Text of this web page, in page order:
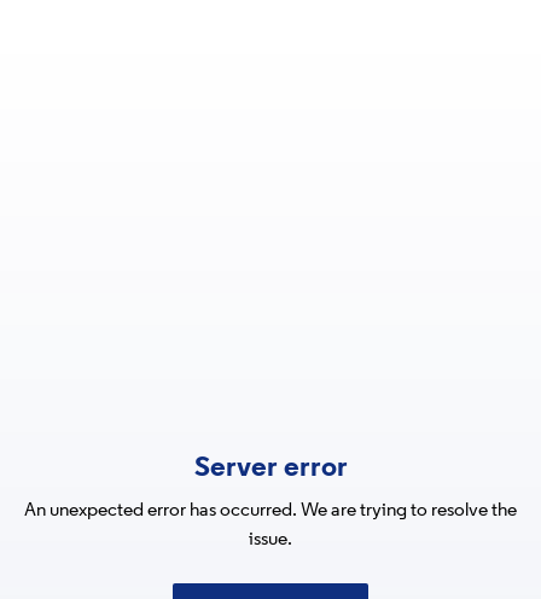
Server error
An unexpected error has occurred. We are trying to resolve the
issue.